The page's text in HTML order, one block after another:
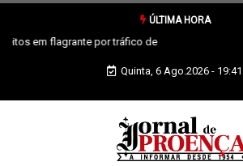
ÚLTIMA HORA
Proença-a-Nova: Paróquia vai
Quinta, 6 Ago.2026 -